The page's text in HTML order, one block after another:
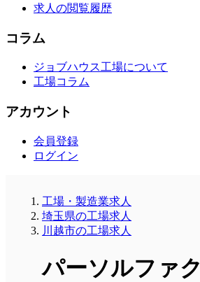
求人の閲覧履歴
コラム
ジョブハウス工場について
工場コラム
アカウント
会員登録
ログイン
工場・製造業求人
埼玉県の工場求人
川越市の工場求人
パーソルファ